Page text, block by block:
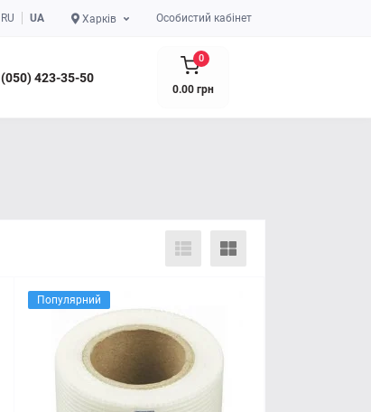
RU UA Харків Особистий кабінет
(050) 423-35-50
0
0.00 грн
Популярний